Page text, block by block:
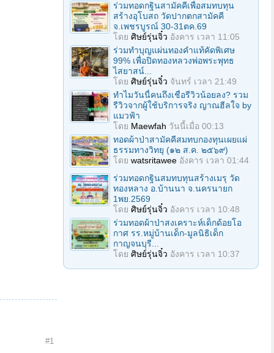
#1
ร่วมทอดกฐินสามัคคีเพื่อสมทบทุน
สร้างอุโบสถ วัดปากตกสามัคคี
จ.เพชรบูรณ์ 30-31ตค.69
โดย ศิษย์รุ่นจิ๋ว อังคาร เวลา 11:05
ร่วมทําบุญแผ่นทองคำแท้คัดพิเศษ
99% เพื่อปิดทองหลวงพ่อพระพุทธ
ไสยาสน์...
โดย ศิษย์รุ่นจิ๋ว จันทร์ เวลา 21:49
ทำไมวันนี้คนถึงเชื่อรีวิวน้อยลง? รวม
รีวิวจากผู้ใช้บริการจริง ญาณฮีลใจ by
แมวฟ้า
โดย Maewfah วันนี้เมื่อ 00:13
ทอดผ้าป่าสามัคคีสมทบกองทุนเผยแผ่
ธรรมทางวิทยุ (๑๒ ส.ค. ๒๕๖๙)
โดย watsritawee อังคาร เวลา 01:44
ร่วมทอดกฐินสมทบทุนสร้างเมรุ วัด
ทองหลาง อ.บ้านนา จ.นครนายก
1พย.2569
โดย ศิษย์รุ่นจิ๋ว อังคาร เวลา 10:48
ร่วมทอดผ้าป่าสงเคราะห์เด็กด้อยโอ
กาศ รร.หมู่บ้านเด็ก-มูลนิธิเด็ก
กาญจนบุรี...
โดย ศิษย์รุ่นจิ๋ว อังคาร เวลา 10:37